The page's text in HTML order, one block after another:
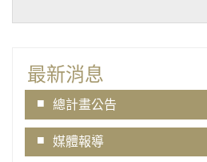
最新消息
總計畫公告
媒體報導